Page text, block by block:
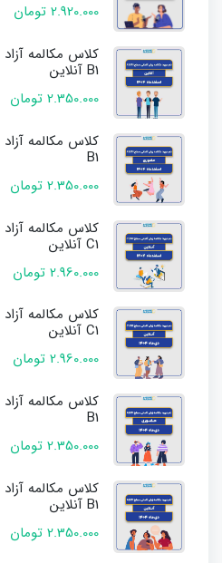
2.920.000 تومان
B1 آنلاین
2.350.000 تومان
B1
2.350.000 تومان
C1 آنلاین
2.960.000 تومان
C1 آنلاین
2.960.000 تومان
B1
2.350.000 تومان
B1 آنلاین
2.350.000 تومان